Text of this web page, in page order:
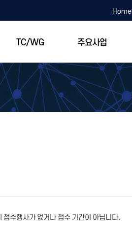
Home
TC/WG 주요사업
접수행사가 없거나 접수 기간이 아닙니다.